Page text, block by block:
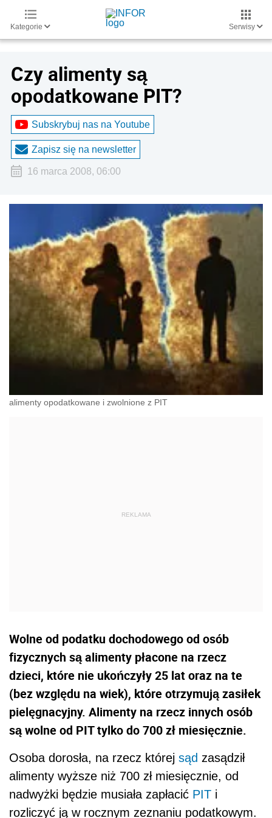
Kategorie Serwisy
Czy alimenty są
opodatkowane PIT?
Subskrybuj nas na Youtube
Zapisz się na newsletter
16 marca 2008, 06:00
alimenty opodatkowane i zwolnione z PIT
Wolne od podatku dochodowego od osób
fizycznych są alimenty płacone na rzecz
dzieci, które nie ukończyły 25 lat oraz na te
(bez względu na wiek), które otrzymują zasiłek
pielęgnacyjny. Alimenty na rzecz innych osób
są wolne od PIT tylko do 700 zł miesięcznie.
Osoba dorosła, na rzecz której sąd zasądził
alimenty wyższe niż 700 zł miesięcznie, od
nadwyżki będzie musiała zapłacić PIT i
rozliczyć ją w rocznym zeznaniu podatkowym.